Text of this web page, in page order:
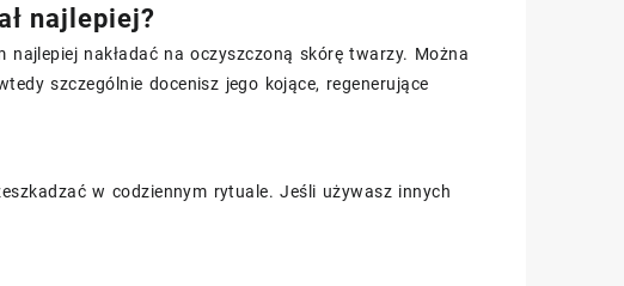
najlepiej?
najlepiej nakładać na oczyszczoną skórę twarzy. Można
szczególnie docenisz jego kojące, regenerujące
w codziennym rytuale. Jeśli używasz innych